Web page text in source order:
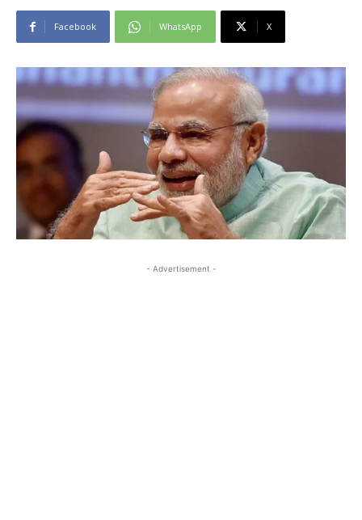
Facebook WhatsApp X
- Advertisement -